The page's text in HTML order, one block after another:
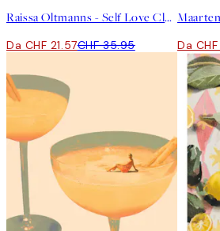
Raissa Oltmanns - Self Love Club Poster
Da CHF 21.57CHF 35.95 Da